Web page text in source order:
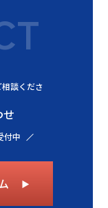
談くださ
せ
付中
▶︎